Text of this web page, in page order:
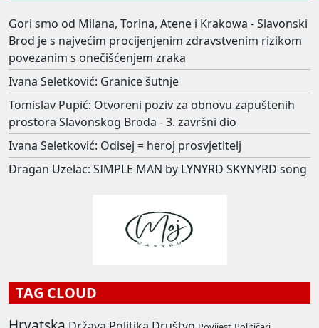
Gori smo od Milana, Torina, Atene i Krakowa - Slavonski
Brod je s najvećim procijenjenim zdravstvenim rizikom
povezanim s onečišćenjem zraka
Ivana Seletković: Granice šutnje
Tomislav Pupić: Otvoreni poziv za obnovu zapuštenih
prostora Slavonskog Broda - 3. završni dio
Ivana Seletković: Odisej = heroj prosvjetitelj
Dragan Uzelac: SIMPLE MAN by LYNYRD SKYNYRD song
TAG CLOUD